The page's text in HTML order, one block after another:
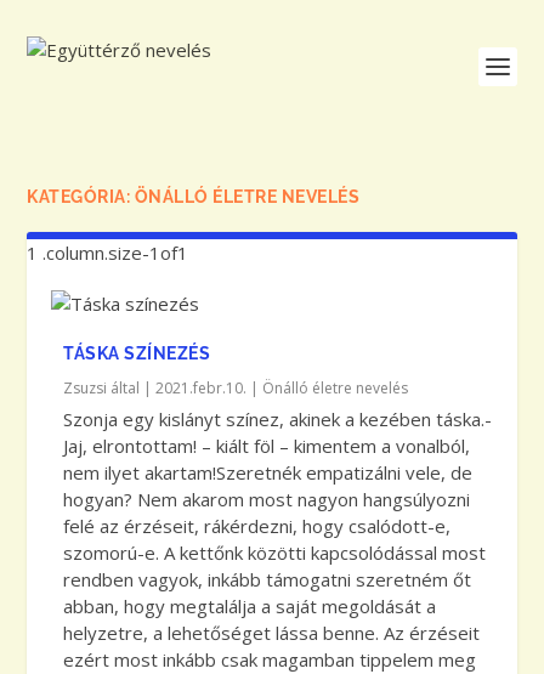
KATEGÓRIA: ÖNÁLLÓ ÉLETRE NEVELÉS
TÁSKA SZÍNEZÉS
Zsuzsi által |2021.febr.10. | Önálló életre nevelés
Szonja egy kislányt színez, akinek a kezében táska.-
Jaj, elrontottam! – kiált föl – kimentem a vonalból,
nem ilyet akartam!Szeretnék empatizálni vele, de
hogyan? Nem akarom most nagyon hangsúlyozni
felé az érzéseit, rákérdezni, hogy csalódott-e,
szomorú-e. A kettőnk közötti kapcsolódással most
rendben vagyok, inkább támogatni szeretném őt
abban, hogy megtalálja a saját megoldását a
helyzetre, a lehetőséget lássa benne. Az érzéseit
ezért most inkább csak magamban tippelem meg